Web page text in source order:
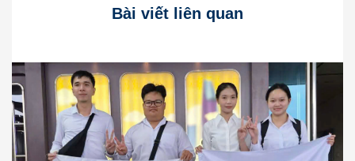
Bài viết liên quan